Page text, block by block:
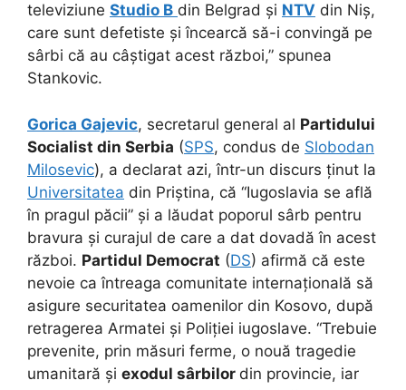
televiziune Studio B din Belgrad și NTV din Niș,
care sunt defetiste și încearcă să-i convingă pe
sârbi că au câștigat acest război,” spunea
Stankovic.
Gorica Gajevic, secretarul general al Partidului
Socialist din Serbia (SPS, condus de Slobodan
Milosevic), a declarat azi, într-un discurs ținut la
Universitatea din Priștina, că “Iugoslavia se află
în pragul păcii” și a lăudat poporul sârb pentru
bravura și curajul de care a dat dovadă în acest
război. Partidul Democrat (DS) afirmă că este
nevoie ca întreaga comunitate internațională să
asigure securitatea oamenilor din Kosovo, după
retragerea Armatei și Poliției iugoslave. “Trebuie
prevenite, prin măsuri ferme, o nouă tragedie
umanitară și exodul sârbilor din provincie, iar